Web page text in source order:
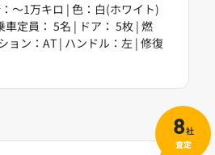
～1万キロ | 色：白(ホワイト)
車定員： 5名 | ドア： 5枚 | 燃
ョン：AT | ハンドル：左 | 修復
8社
査定